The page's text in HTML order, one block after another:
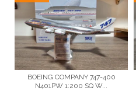
BOEING COMPANY 747-400
N401PW 1:200 SQ W...